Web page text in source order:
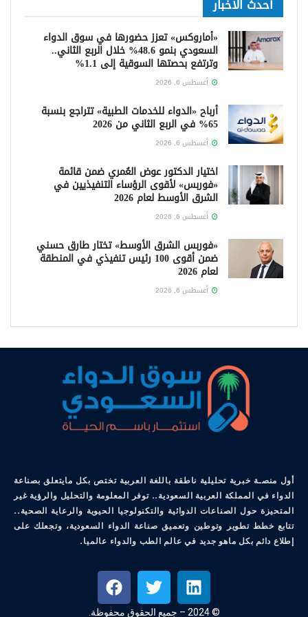
أحدث الاخبار
«أماروكس» تعزز حضورها في سوق الدواء
السعودي بنمو 48.6% خلال الربع الثاني..
وترتفع بحصتها السوقية إلى 1.1%
أغسطس 6, 2026
أرباح «الدواء للخدمات الطبية» تتراجع بنسبة
65% في الربع الثاني من 2026
أغسطس 6, 2026
اختيار الدكتور عوض العُمري ضمن قائمة
«فوربس» لأقوى الرؤساء التنفيذيين في
الشرق الأوسط لعام 2026
أغسطس 6, 2026
«فوربس الشرق الأوسط» تختار طارق حسني
ضمن أقوى 100 رئيس تنفيذي في المنطقة
لعام 2026
أغسطس 6, 2026
أول منصـة خبرية تحليلية ناطقة باللغة العربية تختص بكل مايتعلق بصناعة
الدواء في المملكة العربية السعودية.. توفر المعلومة والتحليل والرؤية غير
المتحيزة حول الصناعات الدوائية والتكنولوجيا الحيوية والرعاية الصحية..
تتابع خطط تطوير وتوطين وتعميق صناعة الدواء السعودية، وتجعلك على
إطلاع دائم بكل ماهو جديد في عالم الطب والدواء عالميا.
© 2024 – جميع الحقوق محفوظة.